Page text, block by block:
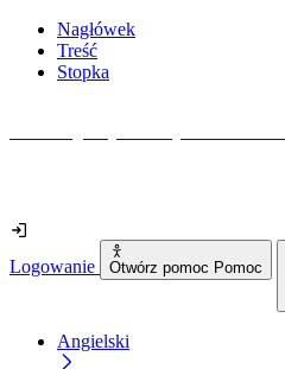
Nagłówek
Treść
Stopka
Logowanie Otwórz pomoc Pomoc
Angielski